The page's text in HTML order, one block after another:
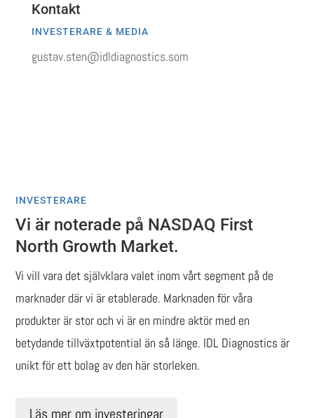
Kontakt
INVESTERARE & MEDIA
gustav.sten@idldiagnostics.som
INVESTERARE
Vi är noterade på NASDAQ First
North Growth Market.
Vi vill vara det självklara valet inom vårt segment på de
marknader där vi är etablerade. Marknaden för våra
produkter är stor och vi är en mindre aktör med en
betydande tillväxtpotential än så länge. IDL Diagnostics är
unikt för ett bolag av den här storleken.
Läs mer om investeringar